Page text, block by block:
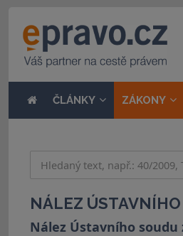
ČLÁNKY ZÁKONY
NÁLEZ
Nález Ústavního soudu